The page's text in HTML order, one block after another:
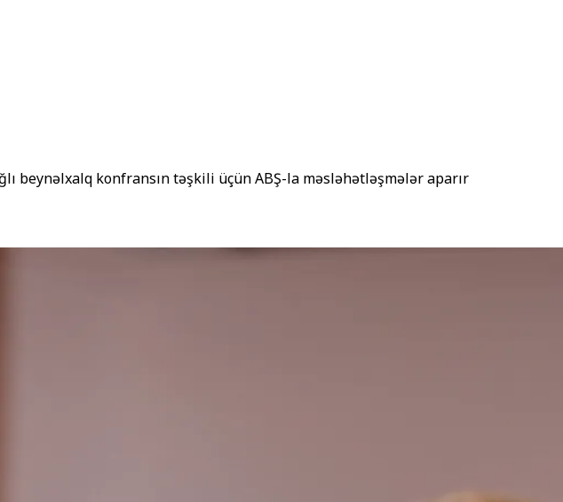
beynəlxalq konfransın təşkili üçün ABŞ-la məsləhətləşmələr aparır